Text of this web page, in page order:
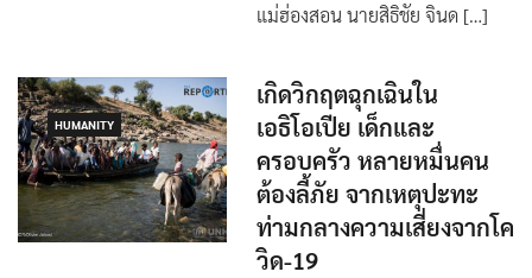
แม่ฮ่องสอน นายสิธิชัย จินด […]
HUMANITY
เกิดวิกฤตฉุกเฉินใน
เอธิโอเปีย เด็กและ
ครอบครัว หลายหมื่นคน
ต้องลี้ภัย จากเหตุปะทะ
ท่ามกลางความเสี่ยงจากโค
วิด-19